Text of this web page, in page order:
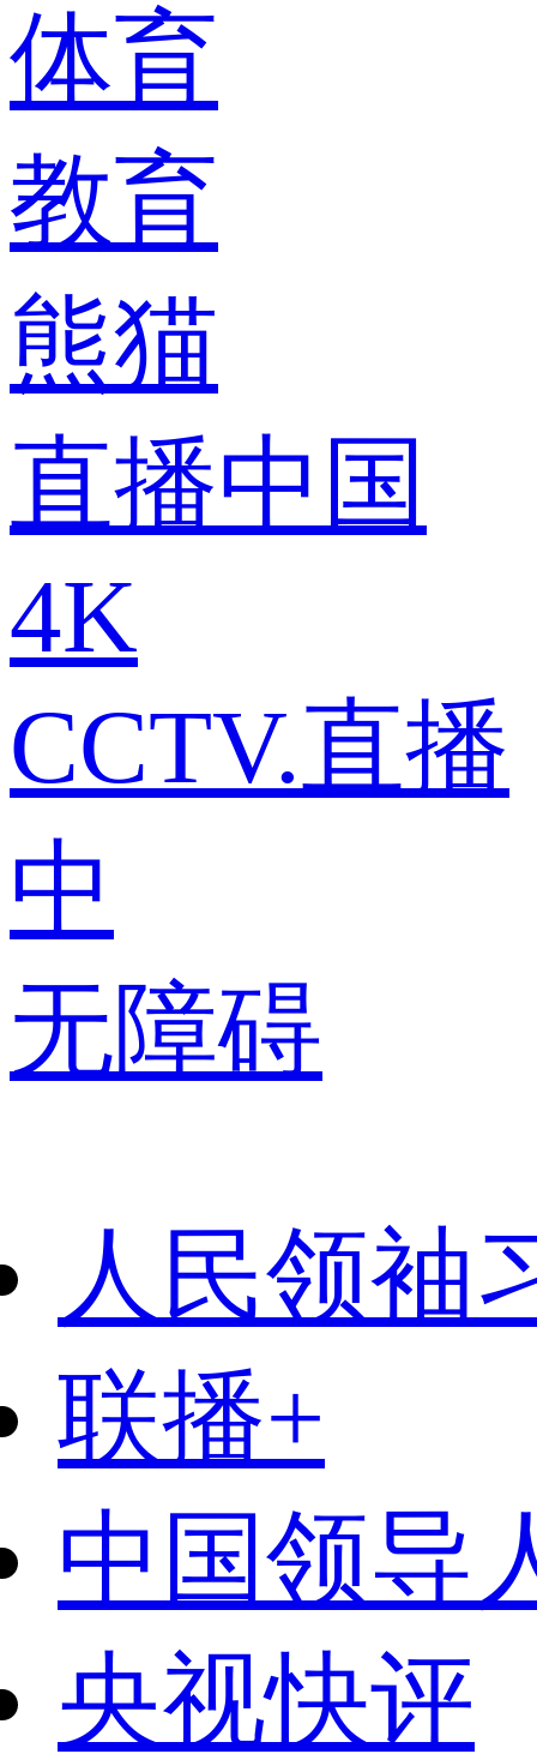
体育
教育
熊猫
直播中国
4K
CCTV.直播
中
无障碍
人民领袖
联播+
中国领导
央视快评